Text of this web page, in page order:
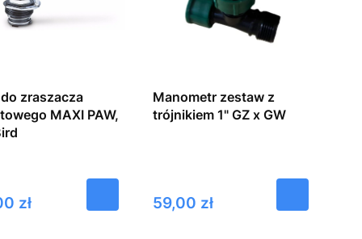
zraszacza
MAXI PAW,
zł
Manometr zestaw z
trójnikiem 1" GZ x GW
Cena
59,00 zł